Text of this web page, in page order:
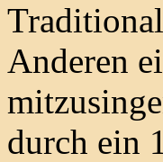
Anderen
durch ein